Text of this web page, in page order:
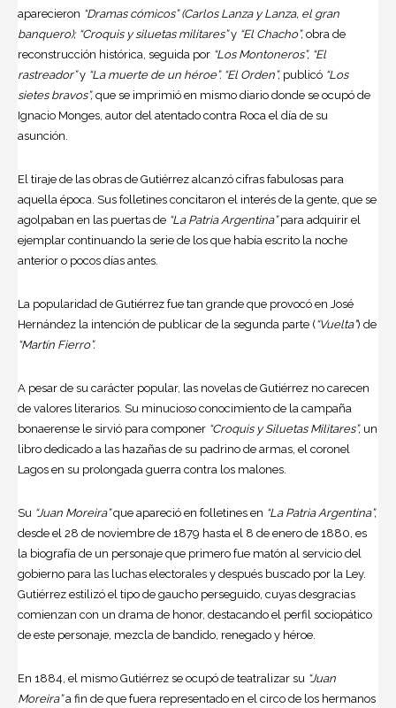
aparecieron “Dramas cómicos” (Carlos Lanza y Lanza, el gran
banquero); “Croquis y siluetas militares”y “El Chacho”, obra de
reconstrucción histórica, seguida por “Los Montoneros”, “El
rastreador”y “La muerte de un héroe”. “El Orden”, publicó “Los
sietes bravos”, que se imprimió en mismo diario donde se ocupó de
Ignacio Monges, autor del atentado contra Roca el día de su
asunción.
El tiraje de las obras de Gutiérrez alcanzó cifras fabulosas para
aquella época. Sus folletines concitaron el interés de la gente, que se
agolpaban en las puertas de “La Patria Argentina”para adquirir el
ejemplar continuando la serie de los que había escrito la noche
anterior o pocos días antes.
La popularidad de Gutiérrez fue tan grande que provocó en José
Hernández la intención de publicar de la segunda parte (“Vuelta”) de
“Martín Fierro”.
A pesar de su carácter popular, las novelas de Gutiérrez no carecen
de valores literarios. Su minucioso conocimiento de la campaña
bonaerense le sirvió para componer “Croquis y Siluetas Militares”, un
libro dedicado a las hazañas de su padrino de armas, el coronel
Lagos en su prolongada guerra contra los malones.
Su “Juan Moreira”que apareció en folletines en “La Patria Argentina”,
desde el 28 de noviembre de 1879 hasta el 8 de enero de 1880, es
la biografía de un personaje que primero fue matón al servicio del
gobierno para las luchas electorales y después buscado por la Ley.
Gutiérrez estilizó el tipo de gaucho perseguido, cuyas desgracias
comienzan con un drama de honor, destacando el perfil sociopático
de este personaje, mezcla de bandido, renegado y héroe.
En 1884, el mismo Gutiérrez se ocupó de teatralizar su “Juan
Moreira”a fin de que fuera representado en el circo de los hermanos